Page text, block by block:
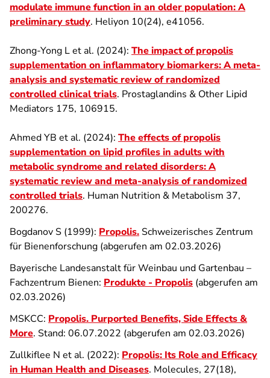
modulate immune function in an older population: A
preliminary study. Heliyon 10(24), e41056.
Zhong-Yong L et al. (2024): The impact of propolis
supplementation on inflammatory biomarkers: A meta-
analysis and systematic review of randomized
controlled clinical trials. Prostaglandins & Other Lipid
Mediators 175, 106915.
Ahmed YB et al. (2024): The effects of propolis
supplementation on lipid profiles in adults with
metabolic syndrome and related disorders: A
systematic review and meta-analysis of randomized
controlled trials. Human Nutrition & Metabolism 37,
200276.
Bogdanov S (1999): Propolis. Schweizerisches Zentrum
für Bienenforschung (abgerufen am 02.03.2026)
Bayerische Landesanstalt für Weinbau und Gartenbau –
Fachzentrum Bienen: Produkte - Propolis (abgerufen am
02.03.2026)
MSKCC: Propolis. Purported Benefits, Side Effects &
More. Stand: 06.07.2022 (abgerufen am 02.03.2026)
Zullkiflee N et al. (2022): Propolis: Its Role and Efficacy
in Human Health and Diseases. Molecules, 27(18),